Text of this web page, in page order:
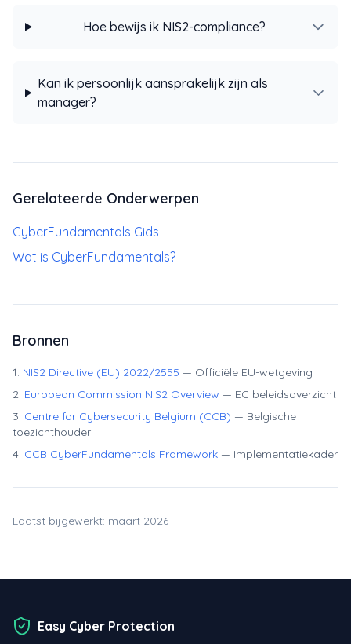
Hoe bewijs ik NIS2-compliance?
Kan ik persoonlijk aansprakelijk zijn als
manager?
Gerelateerde Onderwerpen
CyberFundamentals Gids
Wat is CyberFundamentals?
Bronnen
NIS2 Directive (EU) 2022/2555 — Officiële EU-wetgeving
European Commission NIS2 Overview — EC beleidsoverzicht
Centre for Cybersecurity Belgium (CCB) — Belgische
toezichthouder
CCB CyberFundamentals Framework — Implementatiekader
Laatst bijgewerkt: maart 2026
Easy Cyber Protection